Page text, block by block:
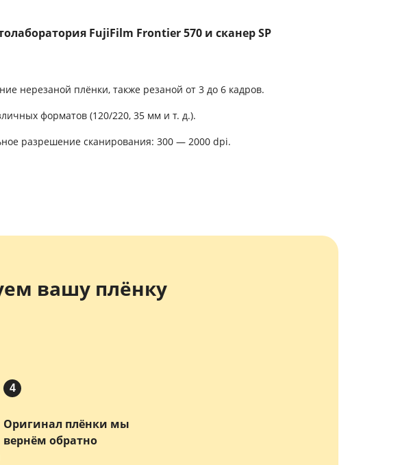
FujiFilm Frontier 570 и сканер SP
нерезаной плёнки, также резаной от 3 до 6 кадров.
форматов (120/220, 35 мм и т. д.).
разрешение сканирования: 300 — 2000 dpi.
вашу плёнку
4
Оригинал плёнки мы
вернём обратно